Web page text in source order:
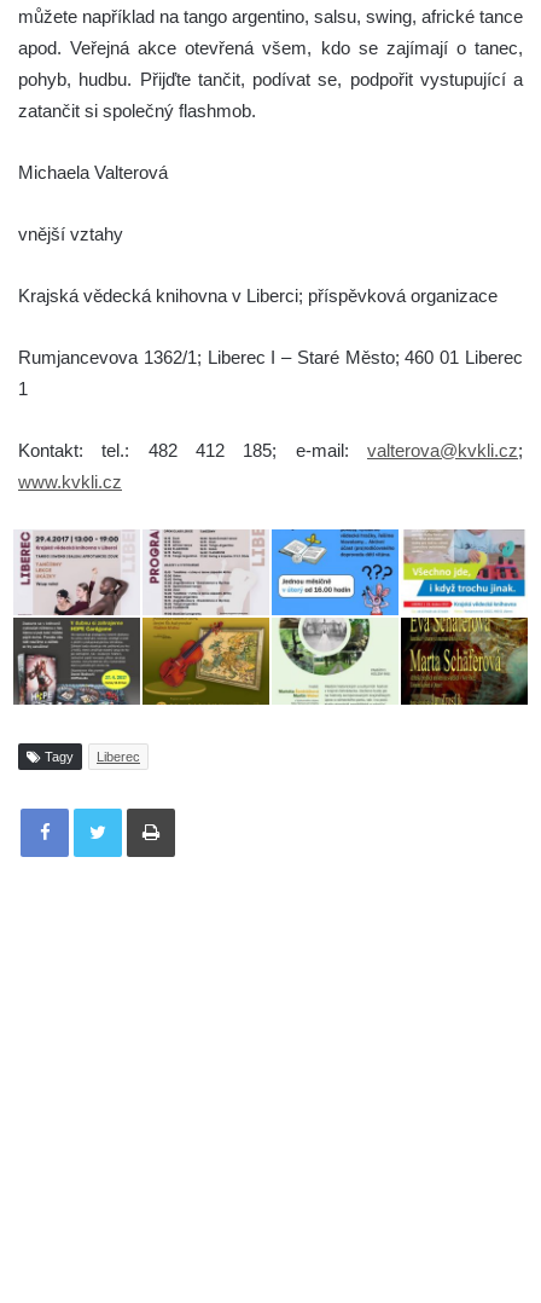
můžete například na tango argentino, salsu, swing, africké tance
apod. Veřejná akce otevřená všem, kdo se zajímají o tanec,
pohyb, hudbu. Přijďte tančit, podívat se, podpořit vystupující a
zatančit si společný flashmob.
Michaela Valterová
vnější vztahy
Krajská vědecká knihovna v Liberci; příspěvková organizace
Rumjancevova 1362/1; Liberec I – Staré Město; 460 01 Liberec
1
Kontakt: tel.: 482 412 185; e-mail: valterova@kvkli.cz;
www.kvkli.cz
Tagy Liberec
Tisknout